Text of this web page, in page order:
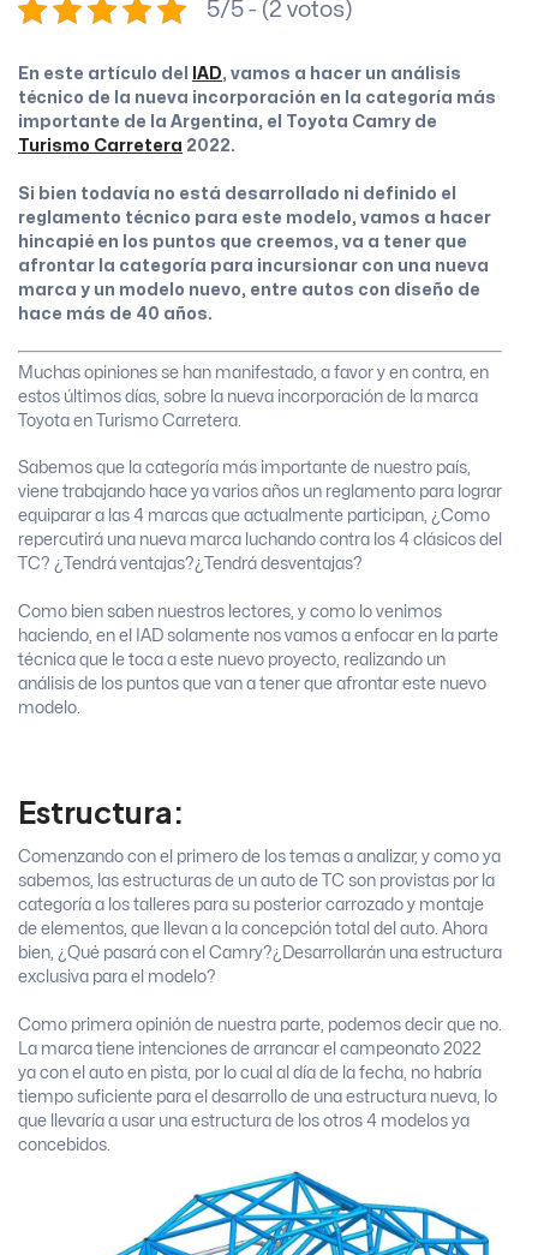
5/5 - (2 votos)
En este artículo del IAD, vamos a hacer un análisis
técnico de la nueva incorporación en la categoría más
importante de la Argentina, el Toyota Camry de
Turismo Carretera 2022.
Si bien todavía no está desarrollado ni definido el
reglamento técnico para este modelo, vamos a hacer
hincapié en los puntos que creemos, va a tener que
afrontar la categoría para incursionar con una nueva
marca y un modelo nuevo, entre autos con diseño de
hace más de 40 años.
Muchas opiniones se han manifestado, a favor y en contra, en
estos últimos días, sobre la nueva incorporación de la marca
Toyota en Turismo Carretera.
Sabemos que la categoría más importante de nuestro país,
viene trabajando hace ya varios años un reglamento para lograr
equiparar a las 4 marcas que actualmente participan, ¿Como
repercutirá una nueva marca luchando contra los 4 clásicos del
TC? ¿Tendrá ventajas?¿Tendrá desventajas?
Como bien saben nuestros lectores, y como lo venimos
haciendo, en el IAD solamente nos vamos a enfocar en la parte
técnica que le toca a este nuevo proyecto, realizando un
análisis de los puntos que van a tener que afrontar este nuevo
modelo.
Estructura:
Comenzando con el primero de los temas a analizar, y como ya
sabemos, las estructuras de un auto de TC son provistas por la
categoría a los talleres para su posterior carrozado y montaje
de elementos, que llevan a la concepción total del auto. Ahora
bien, ¿Qué pasará con el Camry?¿Desarrollarán una estructura
exclusiva para el modelo?
Como primera opinión de nuestra parte, podemos decir que no.
La marca tiene intenciones de arrancar el campeonato 2022
ya con el auto en pista, por lo cual al día de la fecha, no habría
tiempo suficiente para el desarrollo de una estructura nueva, lo
que llevaría a usar una estructura de los otros 4 modelos ya
concebidos.